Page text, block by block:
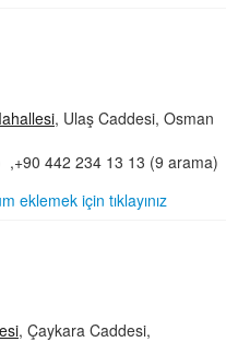
, Ulaş Caddesi, Osman
442 234 13 13 (9 arama)
eklemek için tıklayınız
, Çaykara Caddesi,